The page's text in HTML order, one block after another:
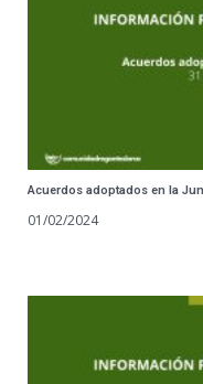
Acuerdos adoptados en la
01/02/2024